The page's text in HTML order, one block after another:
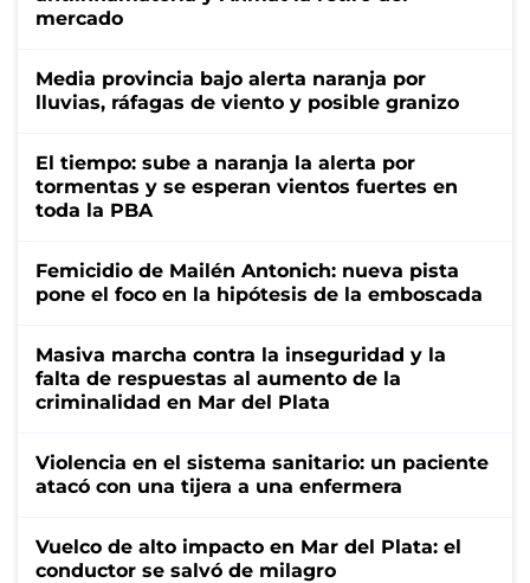
mercado
Media provincia bajo alerta naranja por
lluvias, ráfagas de viento y posible granizo
El tiempo: sube a naranja la alerta por
tormentas y se esperan vientos fuertes en
toda la PBA
Femicidio de Mailén Antonich: nueva pista
pone el foco en la hipótesis de la emboscada
Masiva marcha contra la inseguridad y la
falta de respuestas al aumento de la
criminalidad en Mar del Plata
Violencia en el sistema sanitario: un paciente
atacó con una tijera a una enfermera
Vuelco de alto impacto en Mar del Plata: el
conductor se salvó de milagro